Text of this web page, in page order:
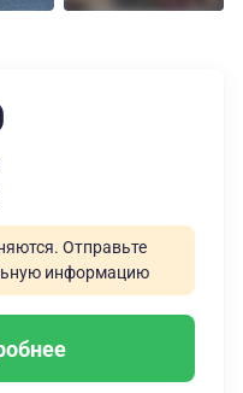
Отправьте
информацию